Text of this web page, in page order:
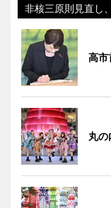
非核三原則見直し
高
丸の